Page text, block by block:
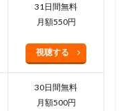
31日間無料
月額550円
視聴する
30日間無料
月額500円